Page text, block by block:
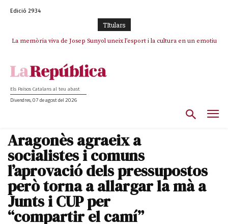
Edició 2934
TItulars
La memòria viva de Josep Sunyol uneix l’esport i la cultura en un emotiu
La “dignitat” a mitges de Marc Puigtió: renuncia a Girona pels àudios però
Els Països Catalans al teu abast
Divendres, 07 de agost del 2026
Aragonès agraeix a
socialistes i comuns
l’aprovació dels pressupostos
però torna a allargar la mà a
Junts i CUP per
“compartir el camí”